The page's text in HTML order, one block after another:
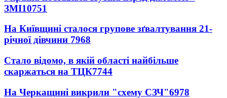
ЗМІ10751
На Київщині сталося групове зґвалтування 21-
річної дівчини 7968
Стало відомо, в якій області найбільше
скаржаться на ТЦК7744
На Черкащині викрили "схему СЗЧ"6978